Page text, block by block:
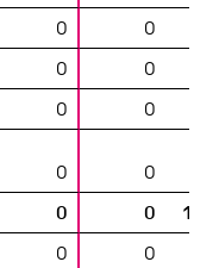
0
0
0
0
0
0
0
0
0 0
0
0